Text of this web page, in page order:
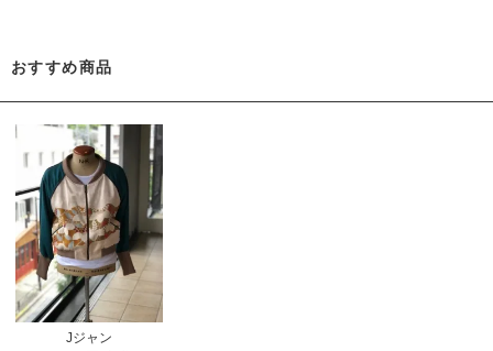
おすすめ商品
Jジャン